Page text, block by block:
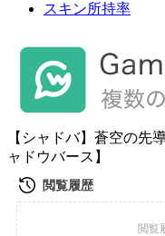
スキン所持率
【シャドバ】蒼空の先
ャドウバース】